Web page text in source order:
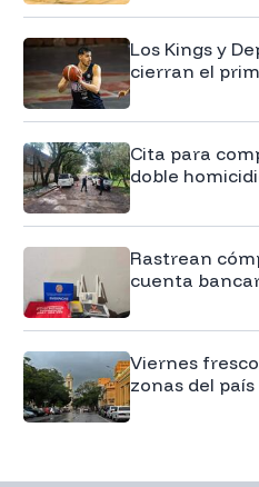
Los Kings y
cierran el
Cita para
doble
Rastrean
cuenta
Viernes
zonas del país